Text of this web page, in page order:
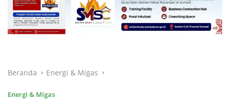
Beranda Energi & Migas
Energi & Migas